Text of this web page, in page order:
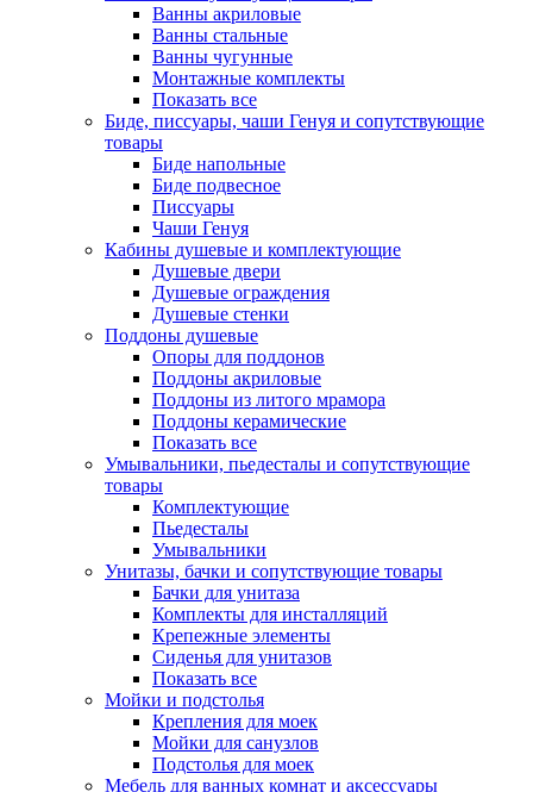
Ванны акриловые
Ванны стальные
Ванны чугунные
Монтажные комплекты
Показать все
Биде, писсуары, чаши Генуя и сопутствующие
товары
Биде напольные
Биде подвесное
Писсуары
Чаши Генуя
Кабины душевые и комплектующие
Душевые двери
Душевые ограждения
Душевые стенки
Поддоны душевые
Опоры для поддонов
Поддоны акриловые
Поддоны из литого мрамора
Поддоны керамические
Показать все
Умывальники, пьедесталы и сопутствующие
товары
Комплектующие
Пьедесталы
Умывальники
Унитазы, бачки и сопутствующие товары
Бачки для унитаза
Комплекты для инсталляций
Крепежные элементы
Сиденья для унитазов
Показать все
Мойки и подстолья
Крепления для моек
Мойки для санузлов
Подстолья для моек
Мебель для ванных комнат и аксессуары